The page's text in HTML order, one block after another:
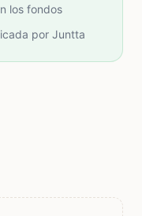
los fondos
por Juntta